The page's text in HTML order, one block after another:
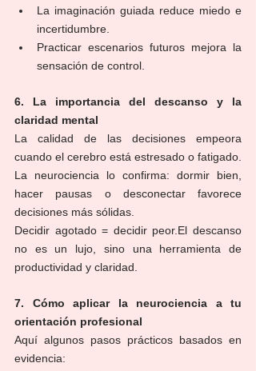
La imaginación guiada reduce miedo e
incertidumbre.
Practicar escenarios futuros mejora la
sensación de control.
6. La importancia del descanso y la
claridad mental
La calidad de las decisiones empeora
cuando el cerebro está estresado o fatigado.
La neurociencia lo confirma: dormir bien,
hacer pausas o desconectar favorece
decisiones más sólidas.
Decidir agotado = decidir peor.El descanso
no es un lujo, sino una herramienta de
productividad y claridad.
7. Cómo aplicar la neurociencia a tu
orientación profesional
Aquí algunos pasos prácticos basados en
evidencia: